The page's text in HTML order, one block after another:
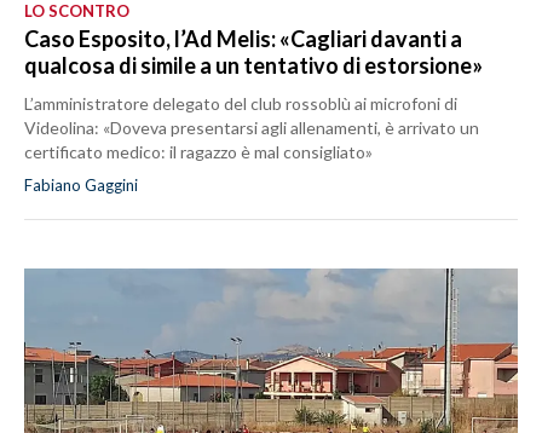
LO SCONTRO
Caso Esposito, l’Ad Melis: «Cagliari davanti a
qualcosa di simile a un tentativo di estorsione»
L’amministratore delegato del club rossoblù ai microfoni di
Videolina: «Doveva presentarsi agli allenamenti, è arrivato un
certificato medico: il ragazzo è mal consigliato»
Fabiano Gaggini